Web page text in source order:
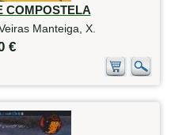
COMPOSTELA
Manteiga, X.
€